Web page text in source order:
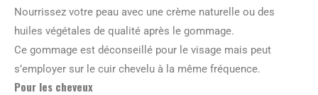
Nourrissez votre peau avec une crème naturelle ou des
huiles végétales de qualité après le gommage.
Ce gommage est déconseillé pour le visage mais peut
s’employer sur le cuir chevelu à la même fréquence.
Pour les cheveux